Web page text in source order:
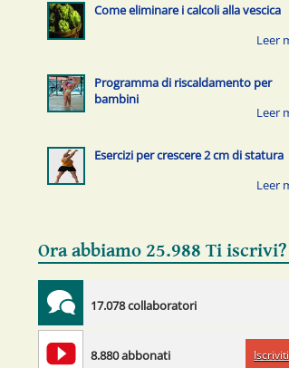
Come eliminare i calcoli alla vescica
Programma di riscaldamento per
bambini
Esercizi per crescere 2 cm di statura
Ora abbiamo 25.988 Ti iscrivi?
17.078 collaboratori
8.880 abbonati Iscriviti